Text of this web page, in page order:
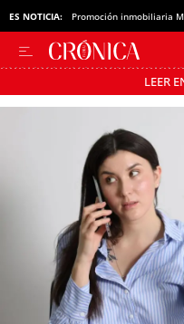
ES NOTICIA: Promoción inmobiliaria
LEER
Pásate al